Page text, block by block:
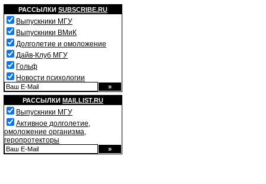
РАССЫЛКИ SUBSCRIBE.RU
Выпускники МГУ
Выпускники ВМиК
Долголетие и омоложение
Дайв-Клуб МГУ
Гольф
Новости психологии
РАССЫЛКИ MAILLIST.RU
Выпускники МГУ
Активное долголетие,
омоложение организма,
геропротекторы